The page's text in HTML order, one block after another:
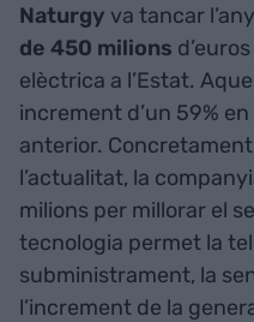
Naturgy va tancar
de 450 milions
elèctrica a l’Estat.
increment d’un 59%
anterior.
l’actualitat, la
milions per millorar el
tecnologia permet la
subministrament, la
l’increment de la